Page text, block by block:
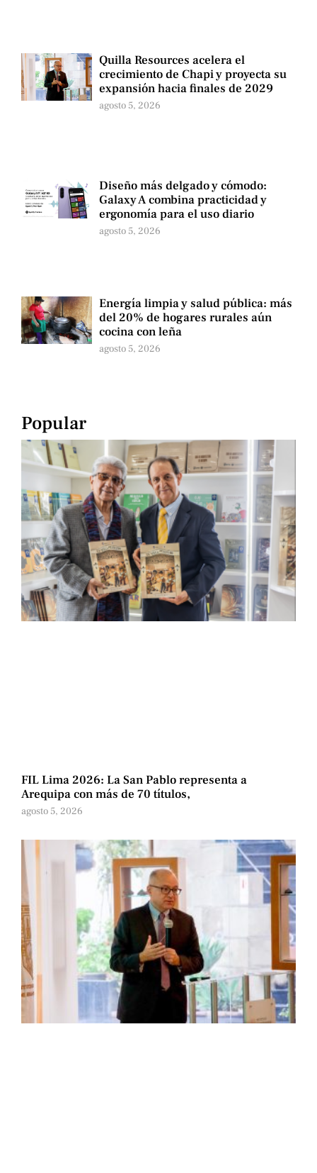
Quilla Resources acelera el
crecimiento de Chapi y proyecta su
expansión hacia finales de 2029
agosto 5, 2026
Diseño más delgado y cómodo:
Galaxy A combina practicidad y
ergonomía para el uso diario
agosto 5, 2026
Energía limpia y salud pública: más
del 20% de hogares rurales aún
cocina con leña
agosto 5, 2026
Popular
FIL Lima 2026: La San Pablo representa a
Arequipa con más de 70 títulos,
agosto 5, 2026